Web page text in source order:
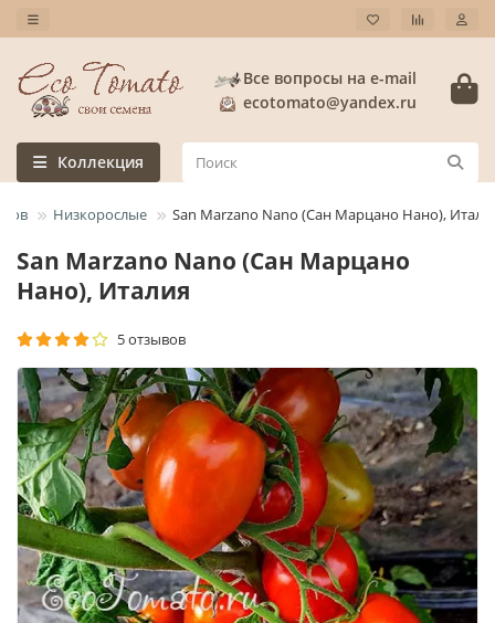
Все вопросы на e-mail
ecotomato@yandex.ru
Коллекция
Низкорослые San Marzano Nano (Сан Марцано Нано),
San Marzano Nano (Сан Марцано
Нано), Италия
5 отзывов